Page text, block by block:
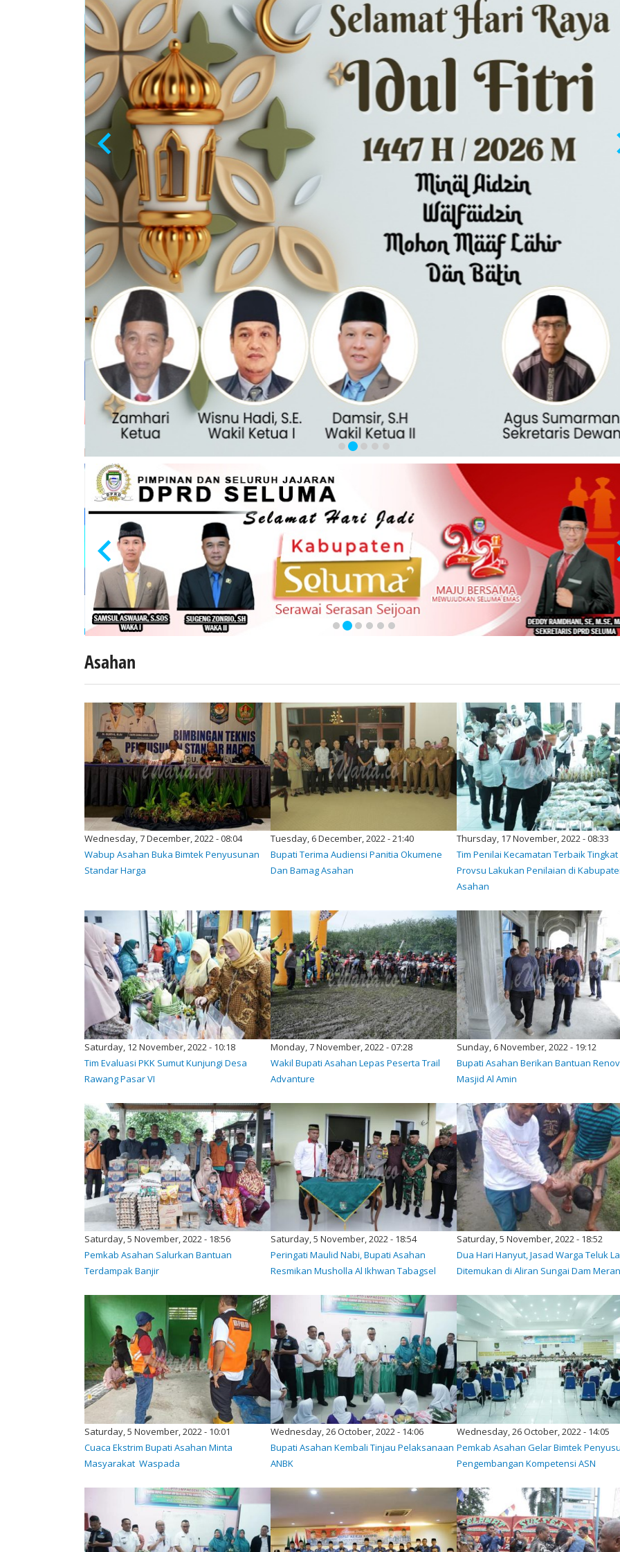
Asahan
Wednesday, 7 December, 2022 - 08:04
Wabup Asahan Buka Bimtek Penyusunan
Standar Harga
Tuesday, 6 December, 2022 - 21:40
Bupati Terima Audiensi Panitia Okumene
Dan Bamag Asahan
Thursday, 17 November, 2022 - 08:33
Tim Penilai Kecamatan Terbaik Tingkat
Provsu Lakukan Penilaian di
Asahan
Saturday, 12 November, 2022 - 10:18
Tim Evaluasi PKK Sumut Kunjungi Desa
Rawang Pasar VI
Monday, 7 November, 2022 - 07:28
Wakil Bupati Asahan Lepas Peserta Trail
Advanture
Sunday, 6 November, 2022 - 19:12
Bupati Asahan Berikan Bantuan
Masjid Al Amin
Saturday, 5 November, 2022 - 18:56
Pemkab Asahan Salurkan Bantuan
Terdampak Banjir
Saturday, 5 November, 2022 - 18:54
Peringati Maulid Nabi, Bupati Asahan
Resmikan Musholla Al Ikhwan Tabagsel
Saturday, 5 November, 2022 - 18:52
Dua Hari Hanyut, Jasad Warga Teluk
Ditemukan di Aliran Sungai Dam
Saturday, 5 November, 2022 - 10:01
Cuaca Ekstrim Bupati Asahan Minta
Masyarakat Waspada
Wednesday, 26 October, 2022 - 14:06
Bupati Asahan Kembali Tinjau Pelaksanaan
ANBK
Wednesday, 26 October, 2022 - 14:05
Pemkab Asahan Gelar Bimtek
Pengembangan Kompetensi ASN